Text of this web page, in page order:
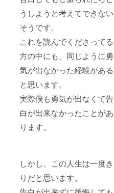
うしようと考えてできない
そうです。
これを読んでくださってる
方の中にも、同じように勇
気が出なかった経験がある
と思います。
実際僕も勇気が出なくて告
白が出来なかったことがあ
ります。
しかし、この人生は一度き
りだと思います。